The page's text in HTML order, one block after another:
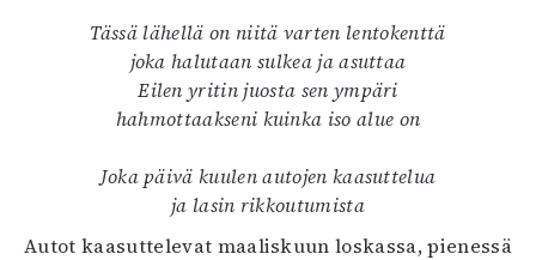
Info
Tilaus ja irtonumerot
Toimitus
Mediatiedot
Tässä lähellä on niitä varten lentokenttä
joka halutaan sulkea ja asuttaa
Eilen yritin juosta sen ympäri
hahmottaakseni kuinka iso alue on
Joka päivä kuulen autojen kaasuttelua
ja lasin rikkoutumista
Autot kaasuttelevat maaliskuun loskassa, pienessä